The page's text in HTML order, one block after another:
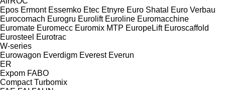
Epos Ermont Essemko Etec Etnyre Euro Shatal
Euro Verbau
Eurocomach Eurogru Eurolift Euroline Euromacchine
Euromate Euromecc Euromix MTP EuropeLift Euroscaffold
Eurosteel Eurotrac
W-series
Eurowagon Everdigm Everest Everun
ER
Expom FABO
Compact Turbomix